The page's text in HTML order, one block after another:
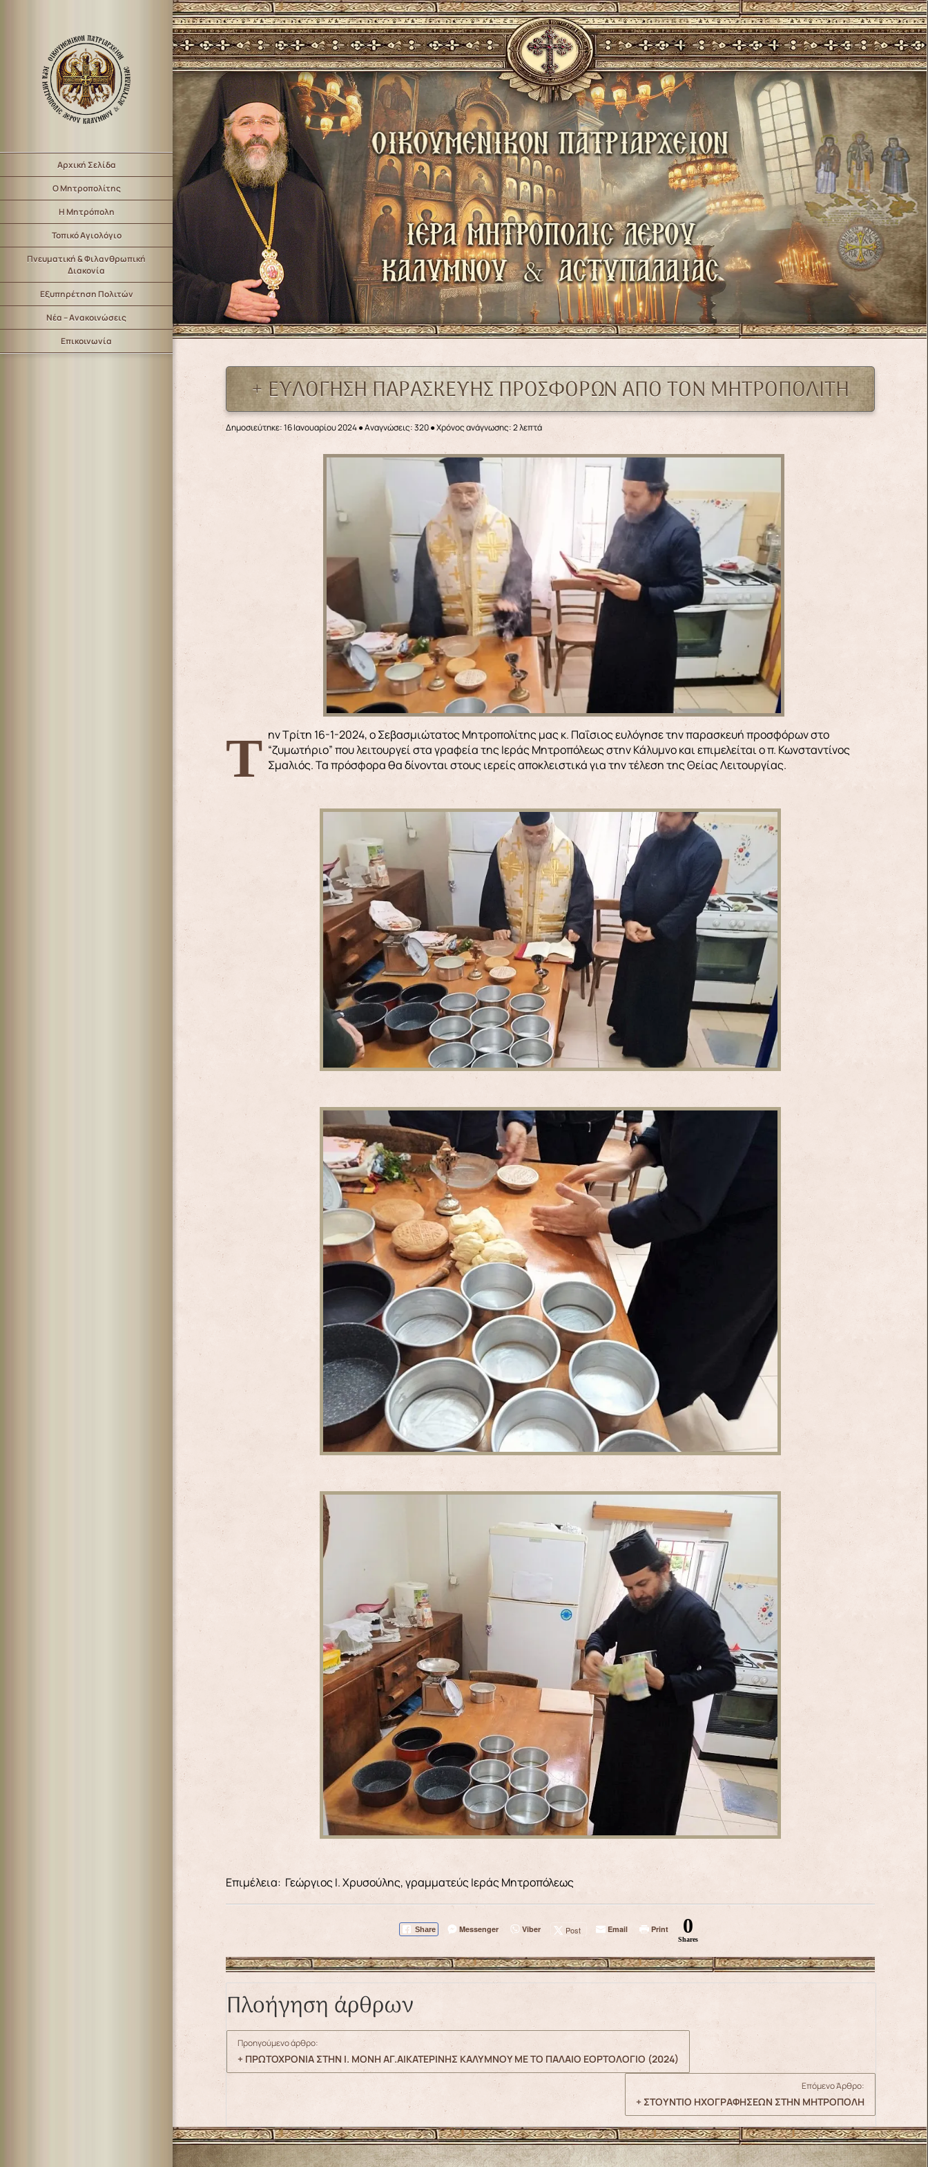
Αρχική Σελίδα
Ο Μητροπολίτης
Η Μητρόπολη
Τοπικό Αγιολόγιο
Πνευματική & Φιλανθρωπική
Διακονία
Εξυπηρέτηση Πολιτών
Νέα – Ανακοινώσεις
Επικοινωνία
+ ΕΥΛΟΓΗΣΗ ΠΑΡΑΣΚΕΥΗΣ ΠΡΟΣΦΟΡΩΝ ΑΠΟ ΤΟΝ ΜΗΤΡΟΠΟΛΙΤΗ
Δημοσιεύτηκε: 16 Ιανουαρίου 2024●Αναγνώσεις: 320● Χρόνος ανάγνωσης: 2 λεπτά
Την Τρίτη 16-1-2024, ο Σεβασμιώτατος Μητροπολίτης μας κ. Παΐσιος ευλόγησε την παρασκευή προσφόρων στο “ζυμωτήριο” που λειτουργεί στα γραφεία της Ιεράς Μητροπόλεως στην Κάλυμνο και επιμελείται ο π. Κωνσταντίνος
Σμαλιός. Τα πρόσφορα θα δίνονται στους ιερείς αποκλειστικά για την τέλεση της Θείας Λειτουργίας.
Επιμέλεια: Γεώργιος Ι. Χρυσούλης, γραμματεύς Ιεράς Μητροπόλεως
Share Messenger Viber Post Email Print 0
Shares
Πλοήγηση άρθρων
Προηγούμενο άρθρο:
+ ΠΡΩΤΟΧΡΟΝΙΑ ΣΤΗΝ Ι. ΜΟΝΗ ΑΓ.ΑΙΚΑΤΕΡΙΝΗΣ ΚΑΛΥΜΝΟΥ ΜΕ ΤΟ ΠΑΛΑΙΟ ΕΟΡΤΟΛΟΓΙΟ (2024)
Επόμενο Άρθρο:
+ ΣΤΟΥΝΤΙΟ ΗΧΟΓΡΑΦΗΣΕΩΝ ΣΤΗΝ ΜΗΤΡΟΠΟΛΗ